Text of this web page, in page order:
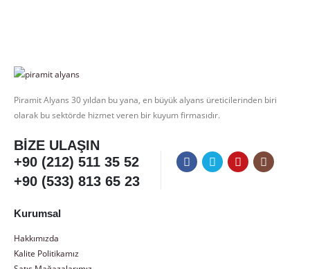
Piramit Alyans 30 yıldan bu yana, en büyük alyans üreticilerinden biri
olarak bu sektörde hizmet veren bir kuyum firmasıdır.
BIZE ULAŞIN
+90 (212) 511 35 52
+90 (533) 813 65 23
Kurumsal
Hakkımızda
Kalite Politikamız